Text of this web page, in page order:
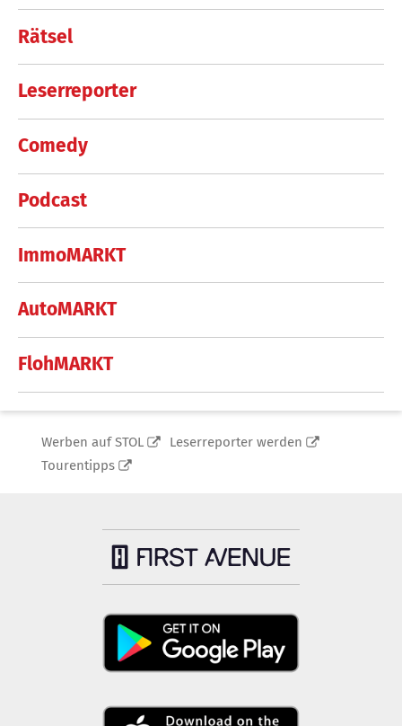
Rätsel
Leserreporter
Comedy
Podcast
ImmoMARKT
AutoMARKT
FlohMARKT
Werben auf STOL
Leserreporter werden
Tourentipps